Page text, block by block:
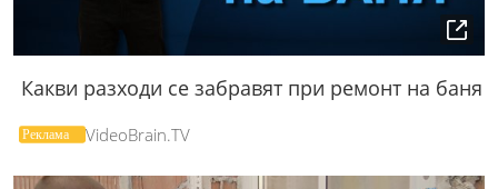
Какви разходи се забравят при ремонт на баня
VideoBrain.TV